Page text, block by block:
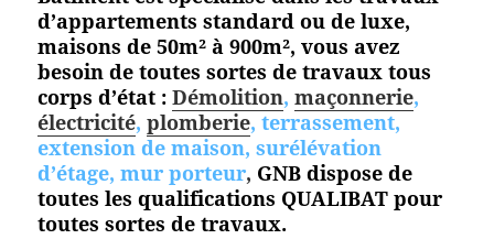
d’appartements standard ou de luxe,
maisons de 50m² à 900m², vous avez
besoin de toutes sortes de travaux tous
corps d’état : Démolition,maçonnerie,
électricité,plomberie, terrassement,
extension de maison, surélévation
d’étage, mur porteur, GNB dispose de
toutes les qualifications QUALIBAT pour
toutessortes de travaux.